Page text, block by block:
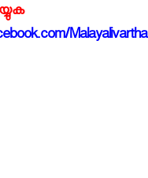
Malayalivartha